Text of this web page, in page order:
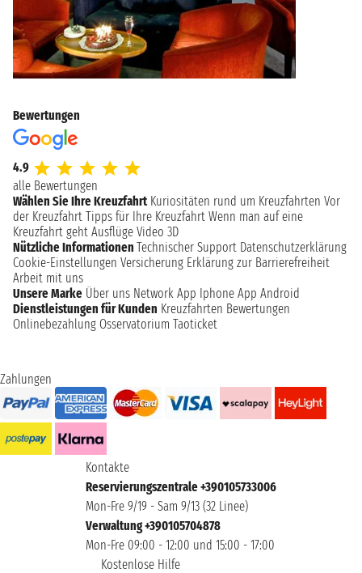
Bewertungen
4.9
alle Bewertungen
Wählen Sie Ihre Kreuzfahrt Kuriositäten rund um Kreuzfahrten Vor
der Kreuzfahrt Tipps für Ihre Kreuzfahrt Wenn man auf eine
Kreuzfahrt geht Ausflüge Video 3D
Nützliche Informationen Technischer Support Datenschutzerklärung
Cookie-Einstellungen Versicherung Erklärung zur Barrierefreiheit
Arbeit mit uns
Unsere Marke Über uns Network App Iphone App Android
Dienstleistungen für Kunden Kreuzfahrten Bewertungen
Onlinebezahlung Osservatorium Taoticket
Zahlungen
Kontakte
Reservierungszentrale +390105733006
Mon-Fre 9/19 - Sam 9/13 (32 Linee)
Verwaltung +390105704878
Mon-Fre 09:00 - 12:00 und 15:00 - 17:00
Kostenlose Hilfe